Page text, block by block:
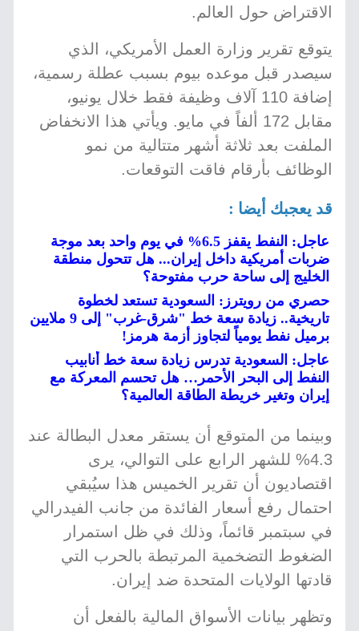
الاقتراض حول العالم.
يتوقع تقرير وزارة العمل الأمريكي، الذي
سيصدر قبل موعده بيوم بسبب عطلة رسمية،
إضافة 110 آلاف وظيفة فقط خلال يونيو،
مقابل 172 ألفاً في مايو. ويأتي هذا الانخفاض
الملفت بعد ثلاثة أشهر متتالية من نمو
الوظائف بأرقام فاقت التوقعات.
قد يعجبك أيضا :
عاجل: النفط يقفز 6.5% في يوم واحد بعد موجة
ضربات أمريكية داخل إيران... هل تتحول منطقة
الخليج إلى ساحة حرب مفتوحة؟
حصري من رويترز: السعودية تستعد لخطوة
تاريخية.. زيادة سعة خط "شرق-غرب" إلى 9 ملايين
برميل نفط يومياً لتجاوز أزمة هرمز!
عاجل: السعودية تدرس زيادة سعة خط أنابيب
النفط إلى البحر الأحمر… هل تحسم المعركة مع
إيران وتغير خريطة الطاقة العالمية؟
وبينما من المتوقع أن يستقر معدل البطالة عند
4.3% للشهر الرابع على التوالي، يرى
اقتصاديون أن تقرير الخميس هذا سيُبقي
احتمال رفع أسعار الفائدة من جانب الفيدرالي
في سبتمبر قائماً، وذلك في ظل استمرار
الضغوط التضخمية المرتبطة بالحرب التي
قادتها الولايات المتحدة ضد إيران.
وتظهر بيانات الأسواق المالية بالفعل أن